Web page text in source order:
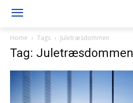
Home Tags Juletræsdommen
Tag: Juletræsdommen